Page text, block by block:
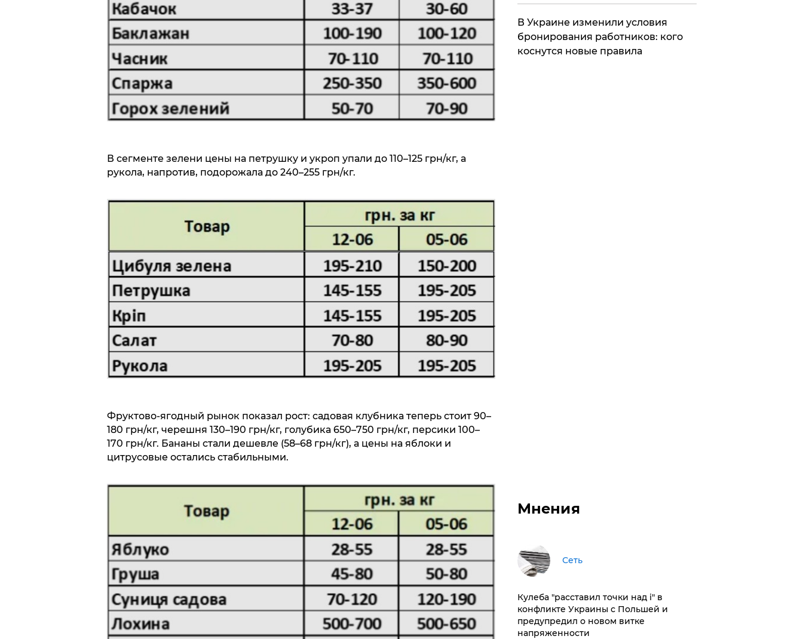
В сегменте зелени цены на петрушку и укроп упали до 110–125 грн/кг, а
рукола, напротив, подорожала до 240–255 грн/кг.
Фруктово-ягодный рынок показал рост: садовая клубника теперь стоит 90–
180 грн/кг, черешня 130–190 грн/кг, голубика 650–750 грн/кг, персики 100–
170 грн/кг. Бананы стали дешевле (58–68 грн/кг), а цены на яблоки и
цитрусовые остались стабильными.
В Украине изменили условия
бронирования работников: кого
коснутся новые правила
Мнения
Сеть
Кулеба "расставил точки над і" в
конфликте Украины с Польшей и
предупредил о новом витке
напряженности